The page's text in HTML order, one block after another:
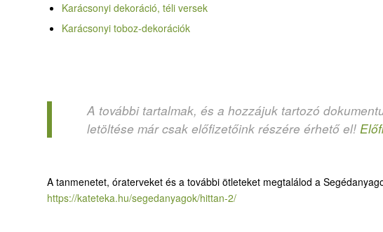
Karácsonyi dekoráció, téli versek
Karácsonyi toboz-dekorációk
A további tartalmak, és a hozzájuk tartozó
letöltése már csak előfizetőink részére érhető el!
A tanmenetet, óraterveket és a további ötleteket megtalálod a
https://kateteka.hu/segedanyagok/hittan-2/